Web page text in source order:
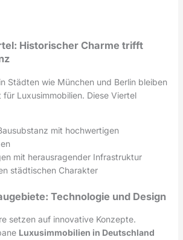
Historischer Charme trifft
Städten wie München und Berlin bleiben
Luxusimmobilien. Diese Viertel
mit hochwertigen
mit herausragender Infrastruktur
städtischen Charakter
Technologie und Design
setzen auf innovative Konzepte.
Luxusimmobilien in Deutschland